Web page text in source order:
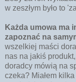
w zeszłym było to
Każda umowa ma
zapoznać na
wszelkiej maści
nas na jakiś
doradcy mówią na
czeka? Miałem